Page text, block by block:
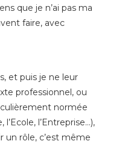
que je n’ai pas ma
faire, avec
et puis je ne leur
professionnel, ou
normée
l’Ecole, l’Entreprise…),
un rôle, c’est même